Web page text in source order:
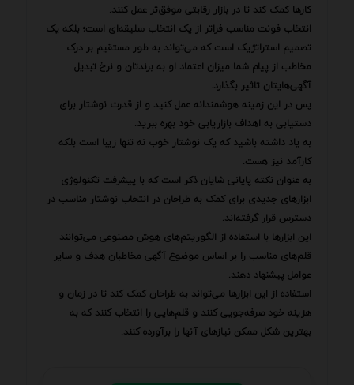
کارها کمک کند تا در بازار رقابتی موفق‌تر عمل کنند.
انتخاب فونت مناسب فراتر از یک انتخاب سلیقه‌ای است؛ بلکه یک
تصمیم استراتژیک است که می‌تواند به طور مستقیم بر درک
مخاطب از پیام شما میزان اعتماد او به برندتان و نرخ تبدیل
آگهی‌هایتان تاثیر بگذارد.
پس در این زمینه هوشمندانه عمل کنید و از قدرت نوشتار برای
دستیابی به اهداف بازاریابی خود بهره ببرید.
به یاد داشته باشید که یک نوشتار خوب نه تنها زیبا است بلکه
کارآمد نیز هست.
به عنوان نکته پایانی شایان ذکر است که با پیشرفت تکنولوژی
ابزارهای جدیدی برای کمک به طراحان در انتخاب نوشتار مناسب در
دسترس قرار گرفته‌اند.
این ابزارها با استفاده از الگوریتم‌های هوش مصنوعی می‌توانند
قلم‌های مناسب را بر اساس موضوع آگهی مخاطبان هدف و سایر
عوامل پیشنهاد دهند.
استفاده از این ابزارها می‌تواند به طراحان کمک کند تا در زمان و
هزینه خود صرفه‌جویی کنند و قلم‌هایی را انتخاب کنند که به
بهترین شکل ممکن نیازهای آنها را برآورده کنند.